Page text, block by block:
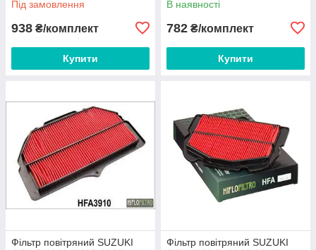
Під замовлення
938 ₴/комплект
Купити
В наявності
782 ₴/комплект
Купити
Фільтр повітряний SUZUKI
Фільтр повітряний SUZUKI